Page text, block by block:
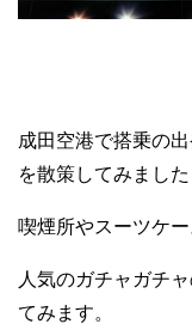
成田空港で搭乗の
を散策してみました
喫煙所やスーツケ
人気のガチャガチ
てみます。